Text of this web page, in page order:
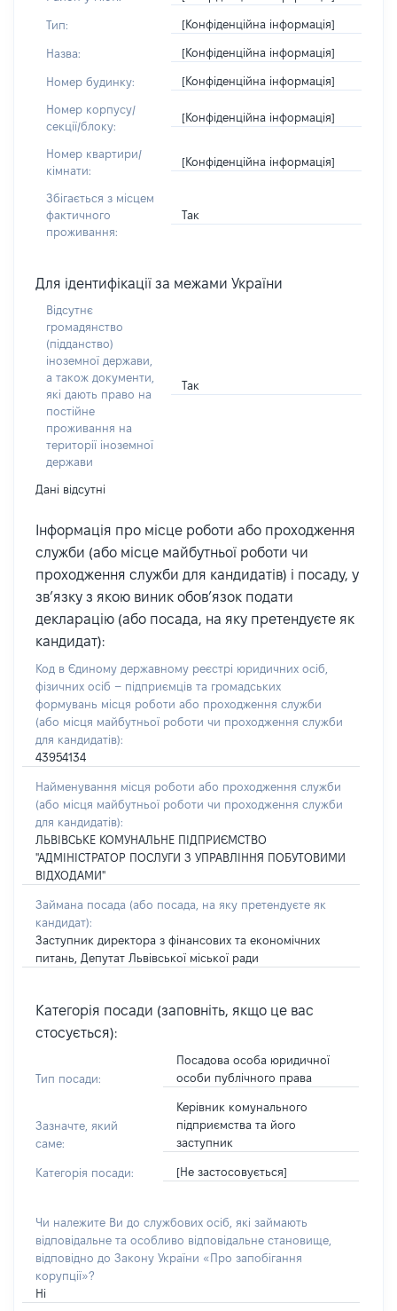
Тип: [Конфіденційна інформація]
Назва: [Конфіденційна інформація]
Номер будинку: [Конфіденційна інформація]
Номер корпусу/
секції/блоку:
[Конфіденційна інформація]
Номер квартири/
кімнати:
[Конфіденційна інформація]
Збігається з місцем
фактичного
проживання:
Так
Для ідентифікації за межами України
Відсутнє
громадянство
(підданство)
іноземної держави,
а також документи,
які дають право на
постійне
проживання на
території іноземної
держави
Так
Дані відсутні
Інформація про місце роботи або проходження
служби (або місце майбутньої роботи чи
проходження служби для кандидатів) і посаду, у
зв’язку з якою виник обов’язок подати
декларацію (або посада, на яку претендуєте як
кандидат):
Код в Єдиному державному реєстрі юридичних осіб,
фізичних осіб – підприємців та громадських
формувань місця роботи або проходження служби
(або місця майбутньої роботи чи проходження служби
для кандидатів):
43954134
Найменування місця роботи або проходження служби
(або місця майбутньої роботи чи проходження служби
для кандидатів):
ЛЬВІВСЬКЕ КОМУНАЛЬНЕ ПІДПРИЄМСТВО
"АДМІНІСТРАТОР ПОСЛУГИ З УПРАВЛІННЯ ПОБУТОВИМИ
ВІДХОДАМИ"
Займана посада (або посада, на яку претендуєте як
кандидат):
Заступник директора з фінансових та економічних
питань, Депутат Львівської міської ради
Категорія посади (заповніть, якщо це вас
стосується):
Тип посади:
Посадова особа юридичної
особи публічного права
Зазначте, який
саме:
Керівник комунального
підприємства та його
заступник
Категорія посади: [Не застосовується]
Чи належите Ви до службових осіб, які займають
відповідальне та особливо відповідальне становище,
відповідно до Закону України «Про запобігання
корупції»?
Ні